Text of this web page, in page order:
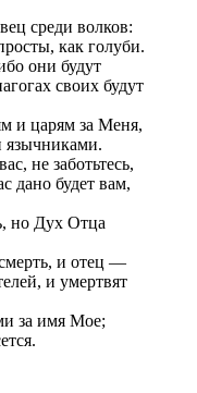
среди волков:
как голуби.
они будут
своих будут
и царям за Меня,
язычниками.
не заботьтесь,
дано будет вам,
но Дух Отца
и отец —
и умертвят
за имя Мое;